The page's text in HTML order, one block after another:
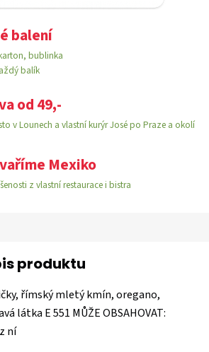
balení
bublinka
balík
od 49,-
v Lounech a vlastní kurýr José po Praze a okolí
Mexiko
z vlastní restaurace i bistra
produktu
římský mletý kmín, oregano,
látka E 551 MŮŽE OBSAHOVAT:
ní